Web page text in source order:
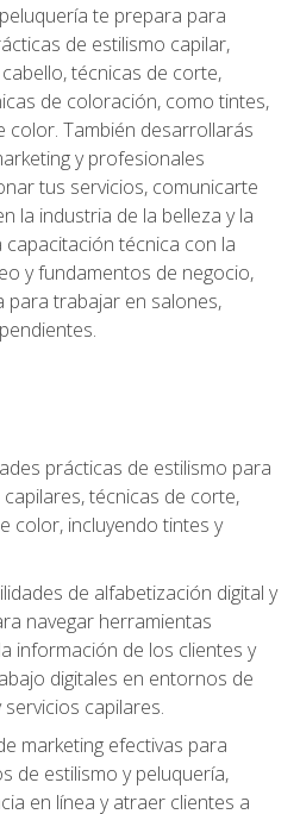
te prepara para
de estilismo capilar,
técnicas de corte,
de coloración, como tintes,
También desarrollarás
y profesionales
tus servicios, comunicarte
la industria de la belleza y la
capacitación técnica con la
y fundamentos de negocio,
trabajar en salones,
prácticas de estilismo para
técnicas de corte,
color, incluyendo tintes y
de alfabetización digital y
navegar herramientas
información de los clientes y
digitales en entornos de
capilares.
marketing efectivas para
de estilismo y peluquería,
en línea y atraer clientes a